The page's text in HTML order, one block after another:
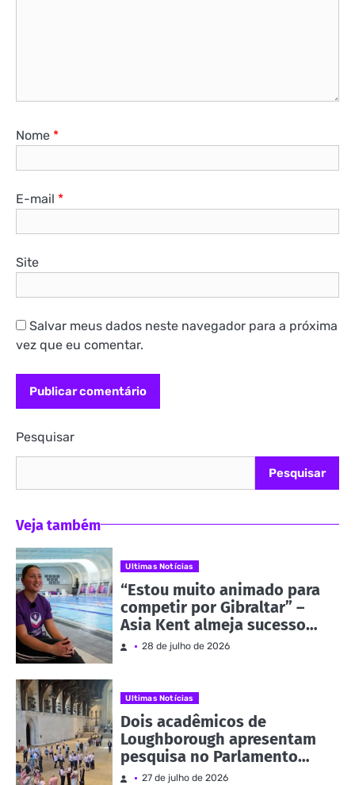
Nome *
E-mail *
Site
Salvar meus dados neste navegador para a próxima
vez que eu comentar.
Pesquisar
Pesquisar
Veja também
Ultimas Notícias
“Estou muito animado para
competir por Gibraltar” –
Asia Kent almeja sucesso
nos Jogos da
28 de julho de 2026
Ultimas Notícias
Dois acadêmicos de
Loughborough apresentam
pesquisa no Parlamento
como parte da Evidence
27 de julho de 2026